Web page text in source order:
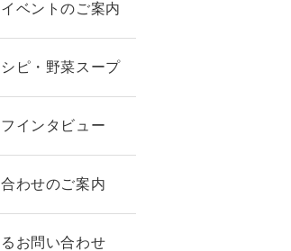
ベントのご案内
ピ・野菜スープ
インタビュー
わせのご案内
お問い合わせ